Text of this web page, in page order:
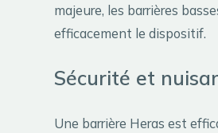
majeure, les barrières
efficacement le dispositif.
Sécurité et
Une barrière Heras est